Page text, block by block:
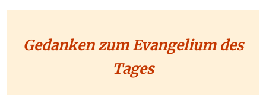
Gedanken zum Evangelium des
Tages